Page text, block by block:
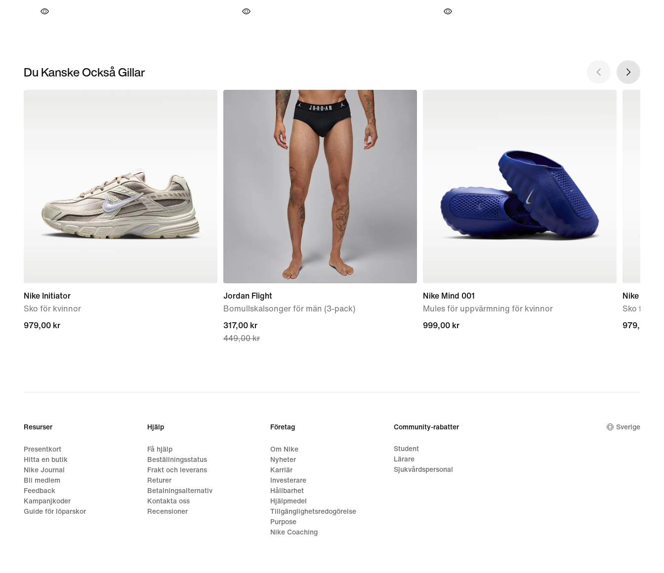
Du Kanske Också Gillar
Nike Initiator
Sko för kvinnor
979,00 kr
979,00 kr
Jordan Flight
Bomullskalsonger för män (3-pack)
current
price
449,00 kr
317,00 kr
449,00 kr
Nike Mind 001
Mules för uppvärmning för kvinnor
999,00 kr
999,00 kr
Nike
Sko för
979,00 kr
979,00 kr
Resurser
Presentkort
Hitta en butik
Nike Journal
Bli medlem
Feedback
Kampanjkoder
Guide för löparskor
Hjälp
Få hjälp
Beställningsstatus
Frakt och leverans
Returer
Betalningsalternativ
Kontakta oss
Recensioner
Företag
Om Nike
Nyheter
Karriär
Investerare
Hållbarhet
Hjälpmedel
Tillgänglighetsredogörelse
Purpose
Nike Coaching
Community-rabatter
Student
Lärare
Sjukvårdspersonal
Sverige